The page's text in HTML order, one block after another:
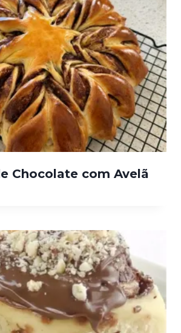
Chocolate com Avelã